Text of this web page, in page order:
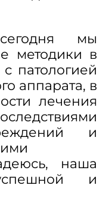
мы
методики в
патологией
аппарата, в
лечения
и
наша
и